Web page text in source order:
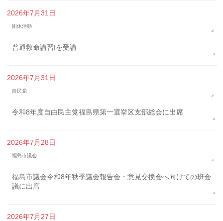
2026年7月31日
団体活動
普通救命講習Iを受講
2026年7月31日
自民党
令和8年度自由民主党福島県第一選挙区支部総会に出席
2026年7月28日
福島市議会
福島市議会令和8年秋季議会報告会・意見交換会へ向けての班会
議に出席
2026年7月27日